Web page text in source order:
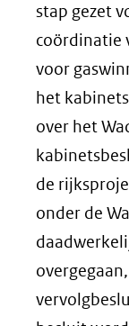
stap gezet
coördinatie
voor
het
over het
de
onder de